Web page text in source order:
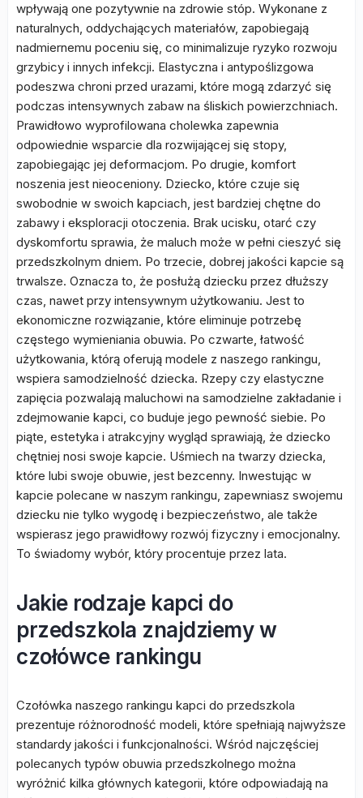
wpływają one pozytywnie na zdrowie stóp. Wykonane z
naturalnych, oddychających materiałów, zapobiegają
nadmiernemu poceniu się, co minimalizuje ryzyko rozwoju
grzybicy i innych infekcji. Elastyczna i antypoślizgowa
podeszwa chroni przed urazami, które mogą zdarzyć się
podczas intensywnych zabaw na śliskich powierzchniach.
Prawidłowo wyprofilowana cholewka zapewnia
odpowiednie wsparcie dla rozwijającej się stopy,
zapobiegając jej deformacjom. Po drugie, komfort
noszenia jest nieoceniony. Dziecko, które czuje się
swobodnie w swoich kapciach, jest bardziej chętne do
zabawy i eksploracji otoczenia. Brak ucisku, otarć czy
dyskomfortu sprawia, że maluch może w pełni cieszyć się
przedszkolnym dniem. Po trzecie, dobrej jakości kapcie są
trwalsze. Oznacza to, że posłużą dziecku przez dłuższy
czas, nawet przy intensywnym użytkowaniu. Jest to
ekonomiczne rozwiązanie, które eliminuje potrzebę
częstego wymieniania obuwia. Po czwarte, łatwość
użytkowania, którą oferują modele z naszego rankingu,
wspiera samodzielność dziecka. Rzepy czy elastyczne
zapięcia pozwalają maluchowi na samodzielne zakładanie i
zdejmowanie kapci, co buduje jego pewność siebie. Po
piąte, estetyka i atrakcyjny wygląd sprawiają, że dziecko
chętniej nosi swoje kapcie. Uśmiech na twarzy dziecka,
które lubi swoje obuwie, jest bezcenny. Inwestując w
kapcie polecane w naszym rankingu, zapewniasz swojemu
dziecku nie tylko wygodę i bezpieczeństwo, ale także
wspierasz jego prawidłowy rozwój fizyczny i emocjonalny.
To świadomy wybór, który procentuje przez lata.
Jakie rodzaje kapci do
przedszkola znajdziemy w
czołówce rankingu
Czołówka naszego rankingu kapci do przedszkola
prezentuje różnorodność modeli, które spełniają najwyższe
standardy jakości i funkcjonalności. Wśród najczęściej
polecanych typów obuwia przedszkolnego można
wyróżnić kilka głównych kategorii, które odpowiadają na